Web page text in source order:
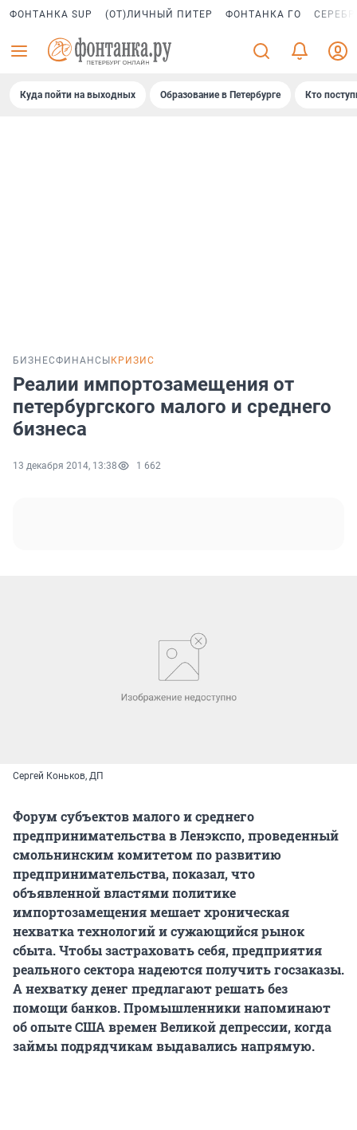
ФОНТАНКА SUP (ОТ)ЛИЧНЫЙ ПИТЕР ФОНТАНКА ГО
Куда пойти на выходных Образование в Петербурге Кто
БИЗНЕСФИНАНСЫ КРИЗИС
Реалии импортозамещения от
петербургского малого и среднего
бизнеса
13 декабря 2014, 13:38 1 662
Сергей Коньков, ДП
Форум субъектов малого и среднего
предпринимательства в Ленэкспо, проведенный
смольнинским комитетом по развитию
предпринимательства, показал, что
объявленной властями политике
импортозамещения мешает хроническая
нехватка технологий и сужающийся рынок
сбыта. Чтобы застраховать себя, предприятия
реального сектора надеются получить госзаказы.
А нехватку денег предлагают решать без
помощи банков. Промышленники напоминают
об опыте США времен Великой депрессии, когда
займы подрядчикам выдавались напрямую.